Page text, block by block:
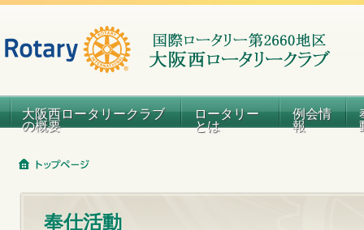
大阪西ロータリークラブ
の概要
ロータリー
とは
例会情
報
奉仕活動